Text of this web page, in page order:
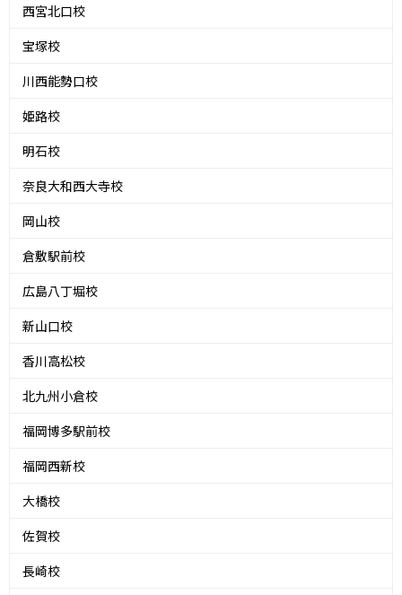
西宮北口校
宝塚校
川西能勢口校
姫路校
明石校
奈良大和西大寺校
岡山校
倉敷駅前校
広島八丁堀校
新山口校
香川高松校
北九州小倉校
福岡博多駅前校
福岡西新校
大橋校
佐賀校
長崎校